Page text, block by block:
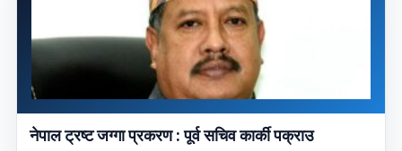
नेपाल ट्रष्ट जग्गा प्रकरण : पूर्व सचिव कार्की पक्राउ